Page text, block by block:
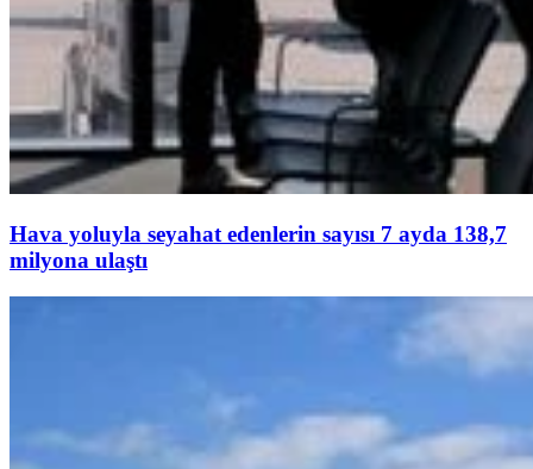
Hava yoluyla seyahat edenlerin sayısı 7 ayda 138,7
milyona ulaştı